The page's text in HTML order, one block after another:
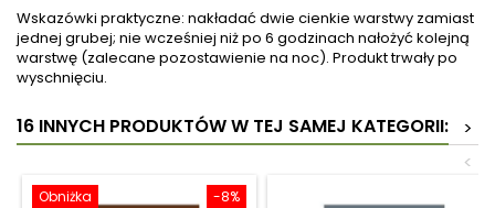
Wskazówki praktyczne: nakładać dwie cienkie warstwy zamiast
jednej grubej; nie wcześniej niż po 6 godzinach nałożyć kolejną
warstwę (zalecane pozostawienie na noc). Produkt trwały po
wyschnięciu.
16 INNYCH PRODUKTÓW W TEJ SAMEJ KATEGORII:
>
<
-8%
Obniżka